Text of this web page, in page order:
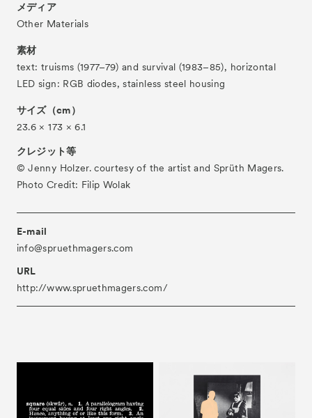
Partners
Contact
メディア
Other Materials
素材
text: truisms (1977–79) and survival (1983–85), horizontal
LED sign: RGB diodes, stainless steel housing
サイズ（cm）
23.6 × 173 × 6.1
クレジット等
© Jenny Holzer. courtesy of the artist and Sprüth Magers.
Photo Credit: Filip Wolak
E-mail
info@spruethmagers.com
URL
http://www.spruethmagers.com/